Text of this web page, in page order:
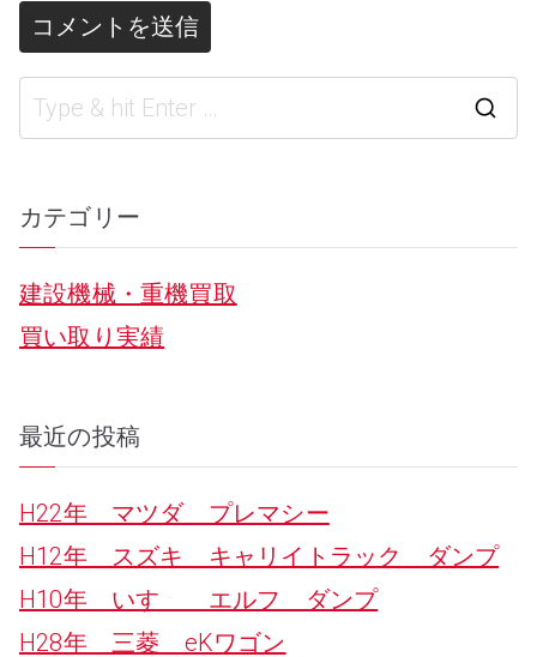
r
r
カテゴリー
建設機械・重機買取
買い取り実績
最近の投稿
H22年 マツダ プレマシー
H12年 スズキ キャリイトラック ダンプ
H10年 いすゞ エルフ ダンプ
H28年 三菱 eKワゴン